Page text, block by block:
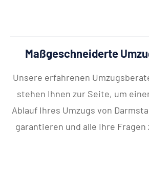
Maßgeschneiderte
Unsere erfahrenen
stehen Ihnen zur Seite, um
Ablauf Ihres Umzugs von
garantieren und alle Ihre